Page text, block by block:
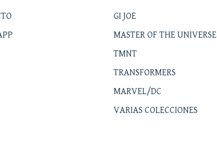
GI JOE
MASTER OF THE UNIVERSE
TMNT
TRANSFORMERS
MARVEL/DC
VARIAS COLECCIONES